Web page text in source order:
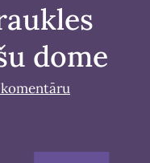
dome